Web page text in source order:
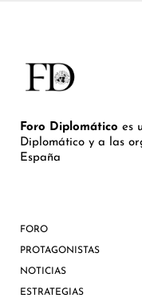
Foro Diplomático es
Diplomático y a las
España
FORO
PROTAGONISTAS
NOTICIAS
ESTRATEGIAS